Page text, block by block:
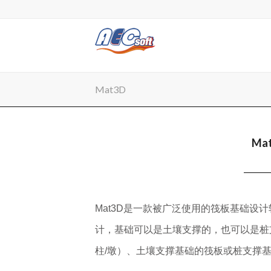
Mat3D
Mat3D是一款被广泛使用的筏板基础设
计，基础可以是土壤支撑的，也可以是
柱/墩）、土壤支撑基础的筏板或桩支撑